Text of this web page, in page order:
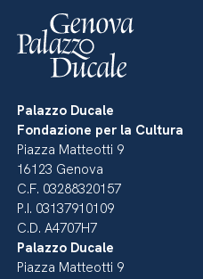
Palazzo Ducale
Fondazione per la Cultura
Piazza Matteotti 9
16123 Genova
C.F. 03288320157
P.I. 03137910109
C.D. A4707H7
Palazzo Ducale
Piazza Matteotti 9